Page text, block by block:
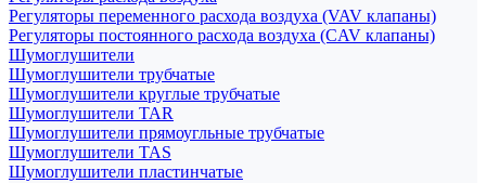
Регуляторы переменного расхода воздуха (VAV клапаны)
Регуляторы постоянного расхода воздуха (CAV клапаны)
Шумоглушители
Шумоглушители трубчатые
Шумоглушители круглые трубчатые
Шумоглушители TAR
Шумоглушители прямоугльные трубчатые
Шумоглушители TAS
Шумоглушители пластинчатые